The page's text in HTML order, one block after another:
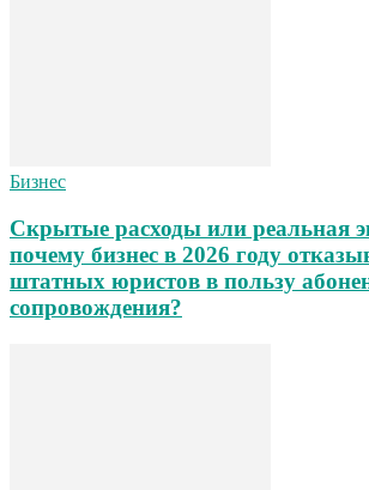
Бизнес
Скрытые расходы или реальная
почему бизнес в 2026 году
штатных юристов в пользу
сопровождения?